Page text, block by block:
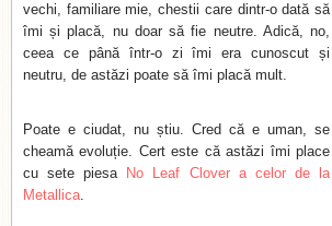
vechi, familiare mie, chestii care dintr-o dată să
îmi și placă, nu doar să fie neutre. Adică, no,
ceea ce până într-o zi îmi era cunoscut și
neutru, de astăzi poate să îmi placă mult.
Poate e ciudat, nu știu. Cred că e uman, se
cheamă evoluție. Cert este că astăzi îmi place
cu sete piesa No Leaf Clover a celor de la
Metallica.